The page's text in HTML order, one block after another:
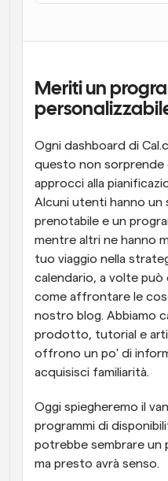
Programmazione
Automatizzare la
Blog
Rimani aggiornato
Riunioni Instantanee
Incontrare i clienti in
Link di Gruppo
Prenota senza sforzo
Webhook
Ricevi una notifica
Meriti un
Ogni dashboard di
questo non
approcci alla
Alcuni utenti hanno un
prenotabile e un
mentre altri ne hanno
tuo viaggio nella
calendario, a volte
come affrontare le
nostro blog. Abbiamo
prodotto, tutorial e
offrono un po' di
acquisisci familiarità.
Oggi spiegheremo il
programmi di
potrebbe sembrare un
ma presto avrà senso.